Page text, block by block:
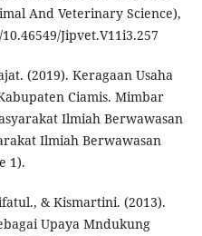
And Veterinary Science),
Jipvet.V11i3.257
(2019). Keragaan Usaha
Ciamis. Mimbar
Ilmiah Berwawasan
Ilmiah Berwawasan
1).
& Kismartini. (2013).
Upaya Mndukung